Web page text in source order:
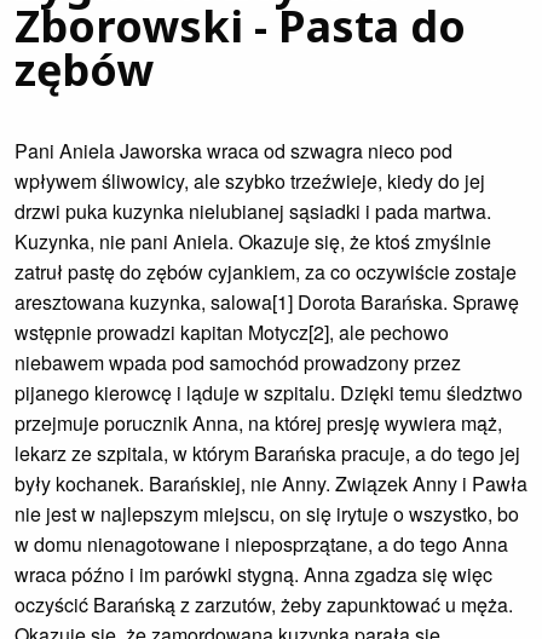
Zborowski - Pasta do
zębów
Pani Aniela Jaworska wraca od szwagra nieco pod
wpływem śliwowicy, ale szybko trzeźwieje, kiedy do jej
drzwi puka kuzynka nielubianej sąsiadki i pada martwa.
Kuzynka, nie pani Aniela. Okazuje się, że ktoś zmyślnie
zatruł pastę do zębów cyjankiem, za co oczywiście zostaje
aresztowana kuzynka, salowa[1] Dorota Barańska. Sprawę
wstępnie prowadzi kapitan Motycz[2], ale pechowo
niebawem wpada pod samochód prowadzony przez
pijanego kierowcę i ląduje w szpitalu. Dzięki temu śledztwo
przejmuje porucznik Anna, na której presję wywiera mąż,
lekarz ze szpitala, w którym Barańska pracuje, a do tego jej
były kochanek. Barańskiej, nie Anny. Związek Anny i Pawła
nie jest w najlepszym miejscu, on się irytuje o wszystko, bo
w domu nienagotowane i nieposprzątane, a do tego Anna
wraca późno i im parówki stygną. Anna zgadza się więc
oczyścić Barańską z zarzutów, żeby zapunktować u męża.